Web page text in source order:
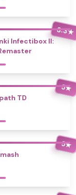
3.3★
Infectibox II:
5★
TD
5★